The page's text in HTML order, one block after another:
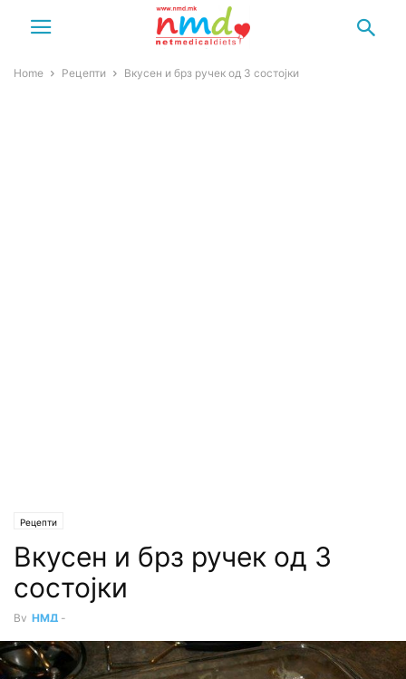
Home Рецепти Вкусен и брз ручек од 3 состојки
Рецепти
Вкусен и брз ручек од 3
состојки
By НМД -